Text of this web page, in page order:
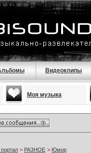
Видеоклипы
Моя музыка
> РАЗНОЕ > Юмор